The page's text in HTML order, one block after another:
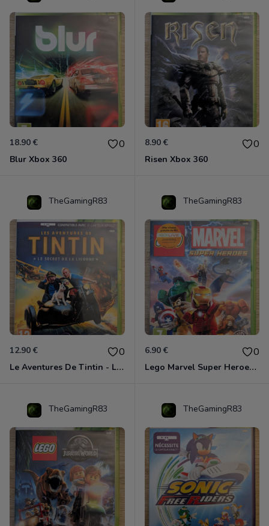
18.90 € 0
Blur Xbox 360
8.90 € 0
Risen Xbox 360
TheGamingR83
12.90 € 0
Le Aventures De Tintin - Le Secret De La Licorne Xbox 360
TheGamingR83
6.90 € 0
Lego Marvel Super Heroes Xbox 360
TheGamingR83 TheGamingR83